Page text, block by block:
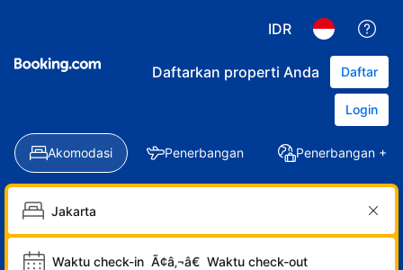
IDR
Daftarkan properti Anda Daftar
Login
Akomodasi Penerbangan Penerbangan +
Waktu check-in Ã¢â‚¬â€ Waktu check-out